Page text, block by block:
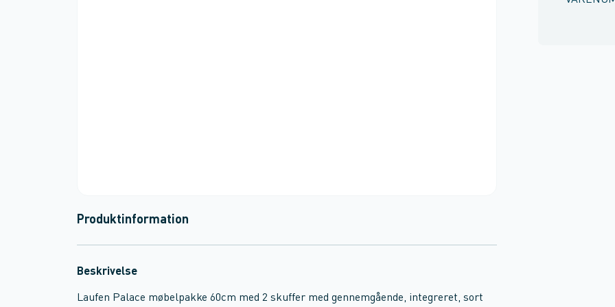
Produktinformation
Beskrivelse
Laufen Palace møbelpakke 60cm med 2 skuffer med gennemgående, integreret, sort